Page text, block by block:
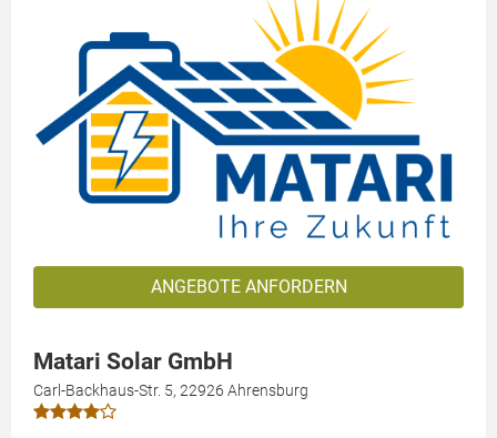
ANGEBOTE ANFORDERN
Matari Solar GmbH
Carl-Backhaus-Str. 5, 22926 Ahrensburg